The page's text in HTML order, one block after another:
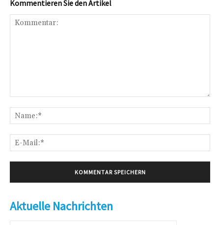
Kommentieren Sie den Artikel
Aktuelle Nachrichten